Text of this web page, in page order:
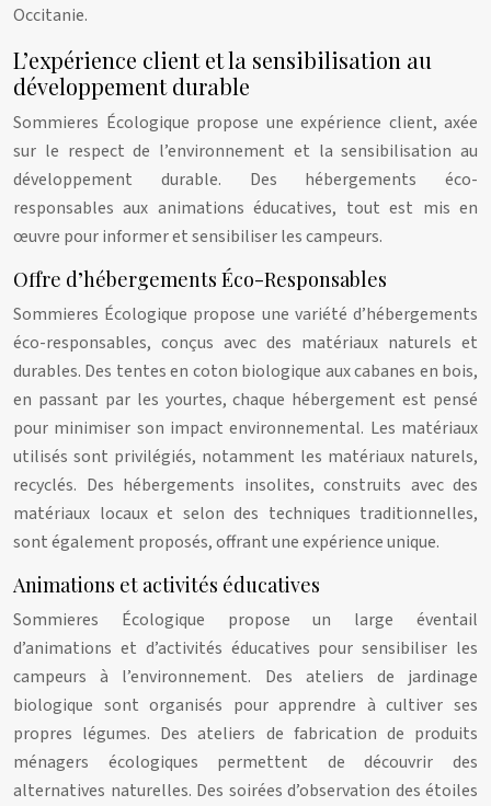
Occitanie.
L’expérience client et la sensibilisation au
développement durable
Sommieres Écologique propose une expérience client, axée
sur le respect de l’environnement et la sensibilisation au
développement durable. Des hébergements éco-
responsables aux animations éducatives, tout est mis en
œuvre pour informer et sensibiliser les campeurs.
Offre d’hébergements Éco-Responsables
Sommieres Écologique propose une variété d’hébergements
éco-responsables, conçus avec des matériaux naturels et
durables. Des tentes en coton biologique aux cabanes en bois,
en passant par les yourtes, chaque hébergement est pensé
pour minimiser son impact environnemental. Les matériaux
utilisés sont privilégiés, notamment les matériaux naturels,
recyclés. Des hébergements insolites, construits avec des
matériaux locaux et selon des techniques traditionnelles,
sont également proposés, offrant une expérience unique.
Animations et activités éducatives
Sommieres Écologique propose un large éventail
d’animations et d’activités éducatives pour sensibiliser les
campeurs à l’environnement. Des ateliers de jardinage
biologique sont organisés pour apprendre à cultiver ses
propres légumes. Des ateliers de fabrication de produits
ménagers écologiques permettent de découvrir des
alternatives naturelles. Des soirées d’observation des étoiles